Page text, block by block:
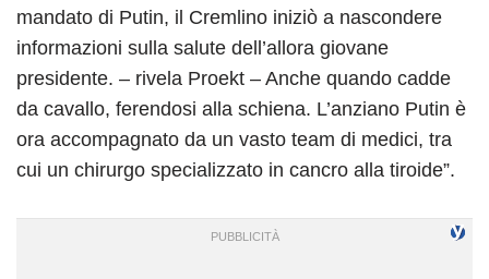
mandato di Putin, il Cremlino iniziò a nascondere
informazioni sulla salute dell’allora giovane
presidente. – rivela Proekt – Anche quando cadde
da cavallo, ferendosi alla schiena. L’anziano Putin è
ora accompagnato da un vasto team di medici, tra
cui un chirurgo specializzato in cancro alla tiroide”.